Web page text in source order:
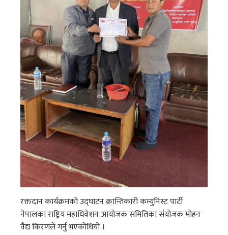
रक्तदान कार्यक्रमको उद्घाटन क्रान्तिकारी कम्युनिस्ट पार्टी
नेपालका राष्ट्रिय महाधिवेशन आयोजक समितिका संयोजक मोहन
वैद्य किरणले गर्नु भएकोथियो ।